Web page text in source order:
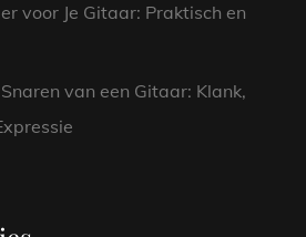
voor Je Gitaar: Praktisch en
van een Gitaar: Klank,